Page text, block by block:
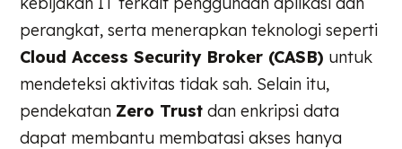
perangkat, serta menerapkan teknologi seperti
Cloud Access Security Broker (CASB) untuk
mendeteksi aktivitas tidak sah. Selain itu,
pendekatan Zero Trust dan enkripsi data
dapat membantu membatasi akses hanya